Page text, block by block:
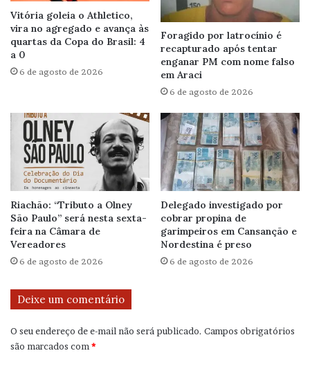
Vitória goleia o Athletico,
vira no agregado e avança às
quartas da Copa do Brasil: 4
a 0
6 de agosto de 2026
Foragido por latrocínio é
recapturado após tentar
enganar PM com nome falso
em Araci
6 de agosto de 2026
Riachão: “Tributo a Olney
São Paulo” será nesta sexta-
feira na Câmara de
Vereadores
6 de agosto de 2026
Delegado investigado por
cobrar propina de
garimpeiros em Cansanção e
Nordestina é preso
6 de agosto de 2026
Deixe um comentário
O seu endereço de e-mail não será publicado. Campos obrigatórios
são marcados com *